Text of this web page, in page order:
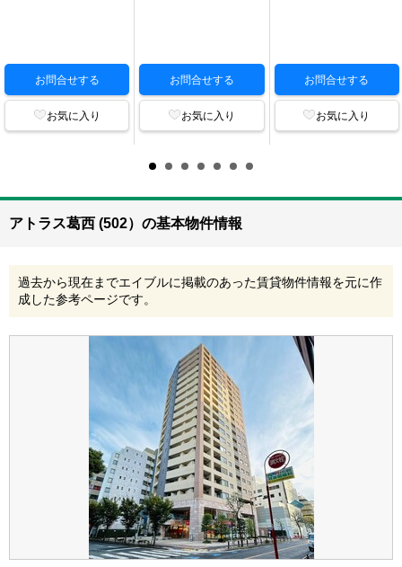
お問合せする
お気に入り
お問合せする
お気に入り
お問合せする
お気に入り
アトラス葛西 (502）の基本物件情報
過去から現在までエイブルに掲載のあった賃貸物件情報を元に作
成した参考ページです。